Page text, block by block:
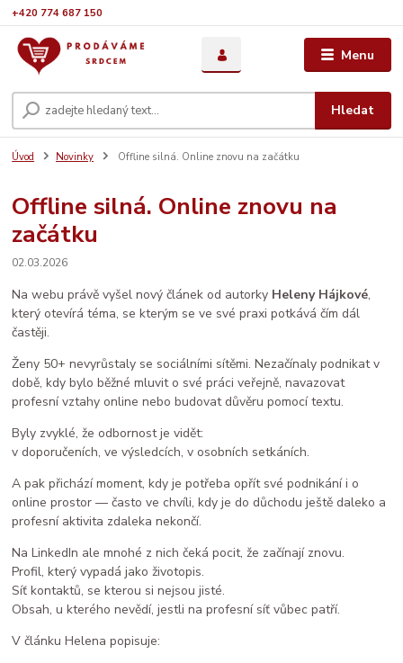
Menu
Hledat
+420 774 687 150
Úvod Novinky Offline silná. Online znovu na začátku
Offline silná. Online znovu na
začátku
02.03.2026
Na webu právě vyšel nový článek od autorky Heleny Hájkové,
který otevírá téma, se kterým se ve své praxi potkává čím dál
častěji.
Ženy 50+ nevyrůstaly se sociálními sítěmi. Nezačínaly podnikat v
době, kdy bylo běžné mluvit o své práci veřejně, navazovat
profesní vztahy online nebo budovat důvěru pomocí textu.
Byly zvyklé, že odbornost je vidět:
v doporučeních, ve výsledcích, v osobních setkáních.
A pak přichází moment, kdy je potřeba opřít své podnikání i o
online prostor — často ve chvíli, kdy je do důchodu ještě daleko a
profesní aktivita zdaleka nekončí.
Na LinkedIn ale mnohé z nich čeká pocit, že začínají znovu.
Profil, který vypadá jako životopis.
Síť kontaktů, se kterou si nejsou jisté.
Obsah, u kterého nevědí, jestli na profesní síť vůbec patří.
V článku Helena popisuje: